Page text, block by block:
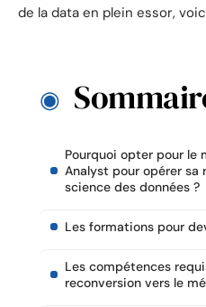
de la data en plein essor,
Pourquoi opter pour le
Analyst pour opérer sa
science des données ?
Les formations pour
Les compétences
reconversion vers le